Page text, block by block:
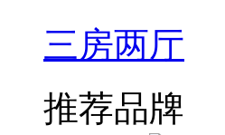
三房两厅
推荐品牌